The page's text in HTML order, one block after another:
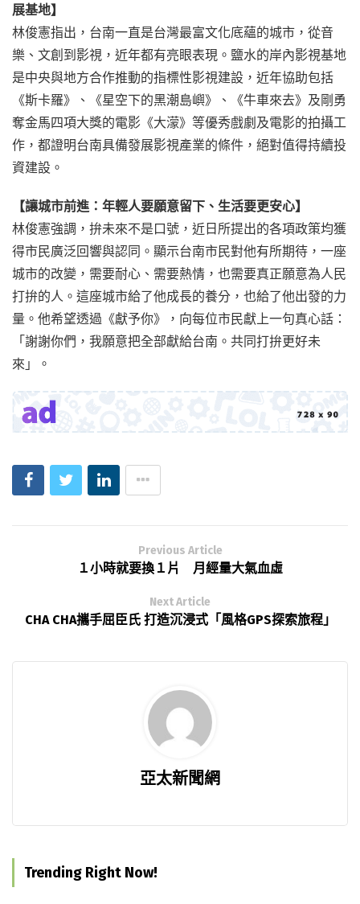
展基地】
林俊憲指出，台南一直是台灣最富文化底蘊的城市，從音
樂、文創到影視，近年都有亮眼表現。鹽水的岸內影視基地
是中央與地方合作推動的指標性影視建設，近年協助包括
《斯卡羅》、《星空下的黑潮島嶼》、《牛車來去》及剛勇
奪金馬四項大獎的電影《大濛》等優秀戲劇及電影的拍攝工
作，都證明台南具備發展影視產業的條件，絕對值得持續投
資建設。
【讓城市前進：年輕人要願意留下、生活要更安心】
林俊憲強調，拚未來不是口號，近日所提出的各項政策均獲
得市民廣泛回響與認同。顯示台南市民對他有所期待，一座
城市的改變，需要耐心、需要熱情，也需要真正願意為人民
打拚的人。這座城市給了他成長的養分，也給了他出發的力
量。他希望透過《獻予你》，向每位市民獻上一句真心話：
「謝謝你們，我願意把全部獻給台南。共同打拚更好未
來」。
Previous Article
１小時就要換１片 月經量大氣血虛
Next Article
CHA CHA攜手屈臣氏 打造沉浸式「風格GPS探索旅程」
亞太新聞網
Trending Right Now!